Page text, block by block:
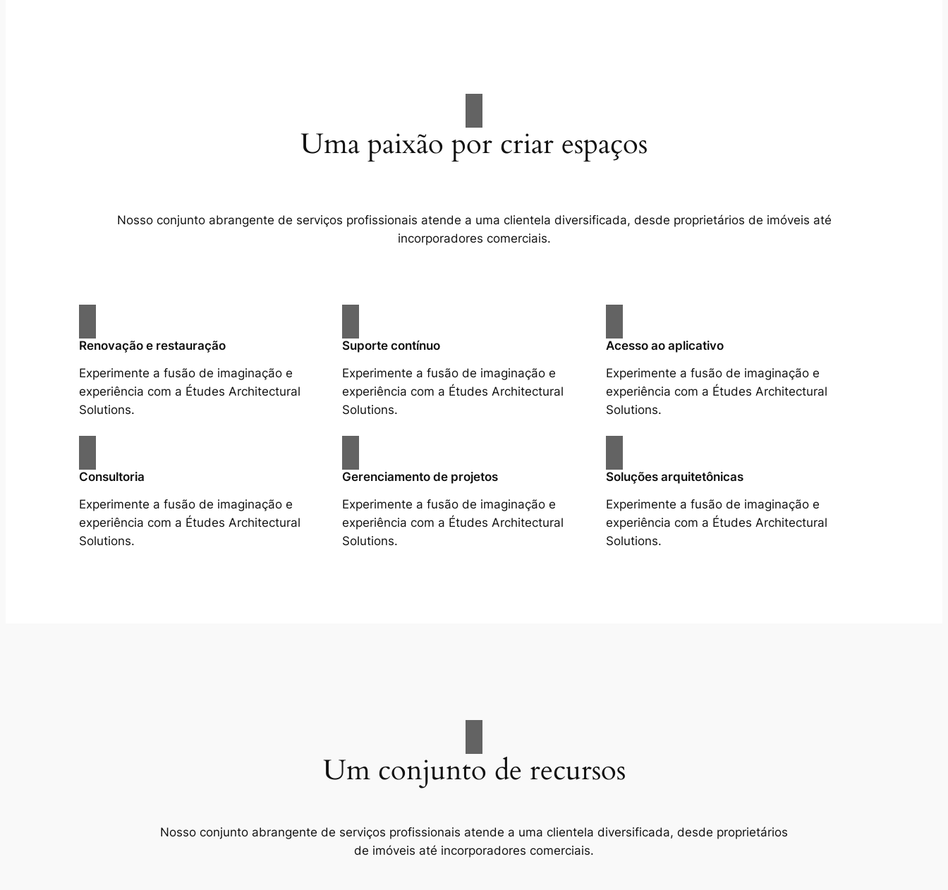
Uma paixão por criar espaços
Nosso conjunto abrangente de serviços profissionais atende a uma clientela diversificada, desde proprietários de imóveis até
incorporadores comerciais.
Renovação e restauração
Experimente a fusão de imaginação e
experiência com a Études Architectural
Solutions.
Suporte contínuo
Experimente a fusão de imaginação e
experiência com a Études Architectural
Solutions.
Acesso ao aplicativo
Experimente a fusão de imaginação e
experiência com a Études Architectural
Solutions.
Consultoria
Experimente a fusão de imaginação e
experiência com a Études Architectural
Solutions.
Gerenciamento de projetos
Experimente a fusão de imaginação e
experiência com a Études Architectural
Solutions.
Soluções arquitetônicas
Experimente a fusão de imaginação e
experiência com a Études Architectural
Solutions.
Um conjunto de recursos
Nosso conjunto abrangente de serviços profissionais atende a uma clientela diversificada, desde proprietários
de imóveis até incorporadores comerciais.